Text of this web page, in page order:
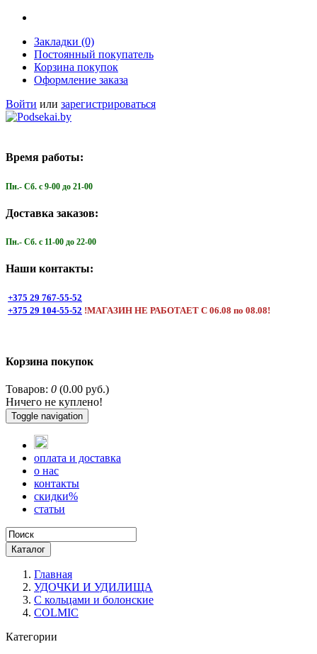
Закладки (0)
Постоянный покупатель
Корзина покупок
Оформление заказа
Войти или зарегистрироваться
Время работы:
Пн.- Cб. с 9-00 до 21-00
Доставка заказов:
Пн.- Cб. с 11-00 до 22-00
Наши контакты:
+375 29 767-55-52
+375 29 104-55-52 !МАГАЗИН НЕ РАБОТАЕТ С 06.08 по 08.08!
Корзина покупок
Товаров: 0 (0.00 руб.)
Ничего не куплено!
Toggle navigation
оплата и доставка
о нас
контакты
скидки%
статьи
Каталог
Главная
УДОЧКИ И УДИЛИЩА
С кольцами и болонские
COLMIC
Категории